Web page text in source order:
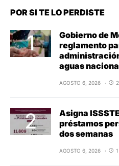
POR SI TE LO PERDISTE
Gobierno de
reglamento
aguas
AGOSTO 6, 2026
Asigna
préstamos
dos semanas
AGOSTO 6, 2026